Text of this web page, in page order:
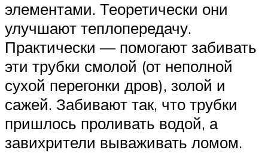
элементами. Теоретически они
улучшают теплопередачу.
Практически — помогают забивать
эти трубки смолой (от неполной
сухой перегонки дров), золой и
сажей. Забивают так, что трубки
пришлось проливать водой, а
завихрители вываживать ломом.